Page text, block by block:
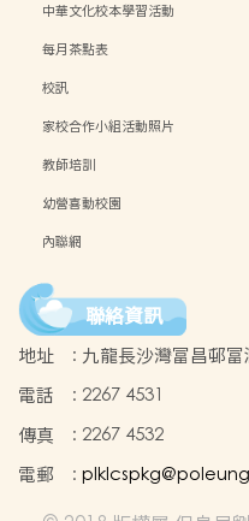
中華文化校本學習活動
每月茶點表
校訊
家校合作小組活動照片
教師培訓
幼營喜動校園
內聯網
聯絡資訊
地址 : 九龍長沙灣富昌邨
電話
: 2267 4531
傳真
: 2267 4532
電郵
: